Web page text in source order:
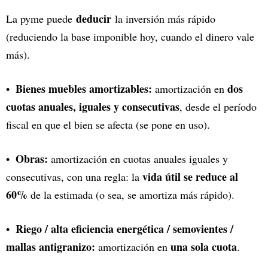
La pyme puede deducir la inversión más rápido
(reduciendo la base imponible hoy, cuando el dinero vale
más).
Bienes muebles amortizables: amortización en dos
cuotas anuales, iguales y consecutivas, desde el período
fiscal en que el bien se afecta (se pone en uso).
Obras: amortización en cuotas anuales iguales y
consecutivas, con una regla: la vida útil se reduce al
60% de la estimada (o sea, se amortiza más rápido).
Riego / alta eficiencia energética / semovientes /
mallas antigranizo: amortización en una sola cuota.